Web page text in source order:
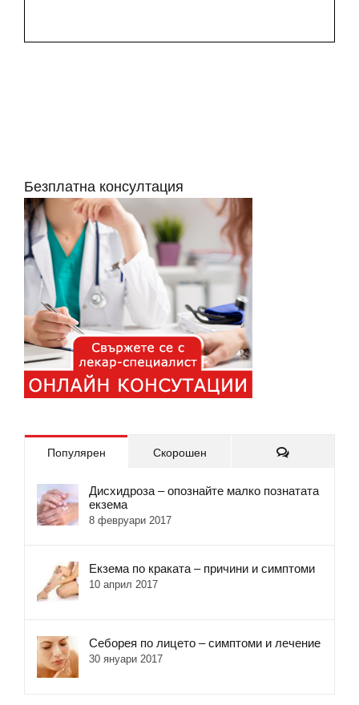
Безплатна консултация
Популярен Скорошен Коментари
Дисхидроза – опознайте малко познатата
екзема
8 февруари 2017
Екзема по краката – причини и симптоми
10 април 2017
Себорея по лицето – симптоми и лечение
30 януари 2017